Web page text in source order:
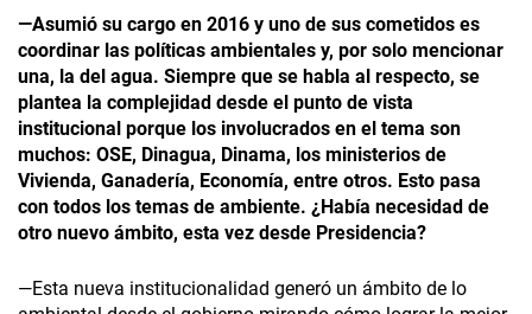
—Asumió su cargo en 2016 y uno de sus cometidos es
coordinar las políticas ambientales y, por solo mencionar
una, la del agua. Siempre que se habla al respecto, se
plantea la complejidad desde el punto de vista
institucional porque los involucrados en el tema son
muchos: OSE, Dinagua, Dinama, los ministerios de
Vivienda, Ganadería, Economía, entre otros. Esto pasa
con todos los temas de ambiente. ¿Había necesidad de
otro nuevo ámbito, esta vez desde Presidencia?
—Esta nueva institucionalidad generó un ámbito de lo